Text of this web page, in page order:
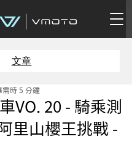
文章
VO. 20 - 騎乘測
里山櫻王挑戰 -
需時 5 分鐘